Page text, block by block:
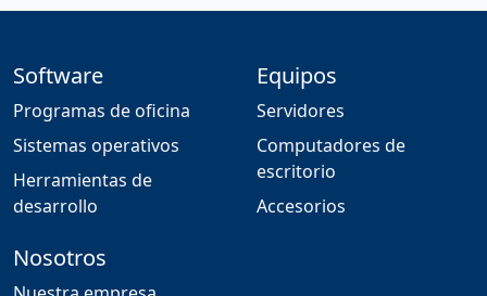
Software
Programas de oficina
Sistemas operativos
Herramientas de
desarrollo
Equipos
Servidores
Computadores de
escritorio
Accesorios
Nosotros